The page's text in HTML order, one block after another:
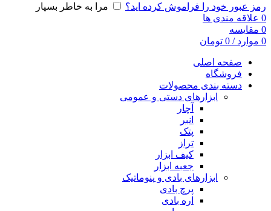
رمز عبور خود را فراموش کرده اید؟
مرا به خاطر بسپار
0 علاقه مندی ها
0 مقایسه
0 موارد /
0 تومان
صفحه اصلی
فروشگاه
دسته بندی محصولات
ابزارهای دستی و عمومی
آچار
انبر
پتک
تراز
کیف ابزار
جعبه ابزار
ابزارهای بادی و پنوماتیک
پرچ بادی
اره بادی